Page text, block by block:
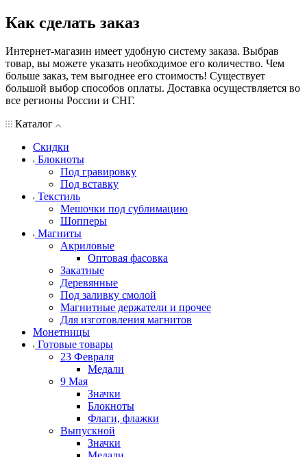
Как сделать заказ
Интернет-магазин имеет удобную систему заказа. Выбрав
товар, вы можете указать необходимое его количество. Чем
больше заказ, тем выгоднее его стоимость! Существует
большой выбор способов оплаты. Доставка осуществляется во
все регионы России и СНГ.
Каталог
Скидки
Блокноты
Под гравировку
Под вставку
Текстиль
Мешочки под сублимацию
Шопперы
Магниты
Акриловые
Оптовая фасовка
Закатные
Деревянные
Под заливку смолой
Магнитные держатели и прочее
Для изготовления магнитов
Монетницы
Готовые товары
23 Февраля
Медали
9 Мая
Значки
Блокноты
Флаги, флажки
Выпускной
Значки